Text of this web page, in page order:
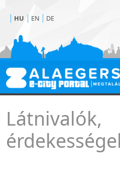
HU EN DE
Mindszenty
Látnivalók,